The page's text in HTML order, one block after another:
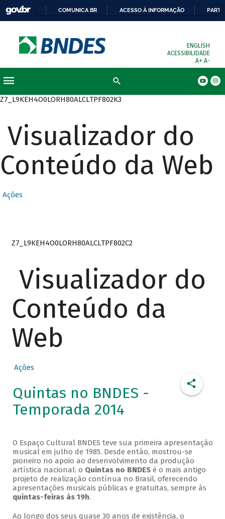
COMUNICA BR ACESSO À INFORMAÇÃO
ENGLISH
ACESSIBILIDADE
A+ A-
Z7_L9KEH4O0LORH80ALCLTPF802K3
Visualizador do
Conteúdo da Web
Ações
Z7_L9KEH4O0LORH80ALCLTPF802C2
Visualizador do
Conteúdo da
Web
Ações
Quintas no BNDES -
Temporada 2014
O Espaço Cultural BNDES teve sua primeira apresentação
musical em julho de 1985. Desde então, mostrou-se
pioneiro no apoio ao desenvolvimento da produção
artística nacional: o Quintas no BNDESé o mais antigo
projeto de realização contínua no Brasil, oferecendo
apresentações musicais públicas e gratuitas, sempre às
quintas-feiras às 19h.
Ao longo dos seus quase 30 anos de existência, o